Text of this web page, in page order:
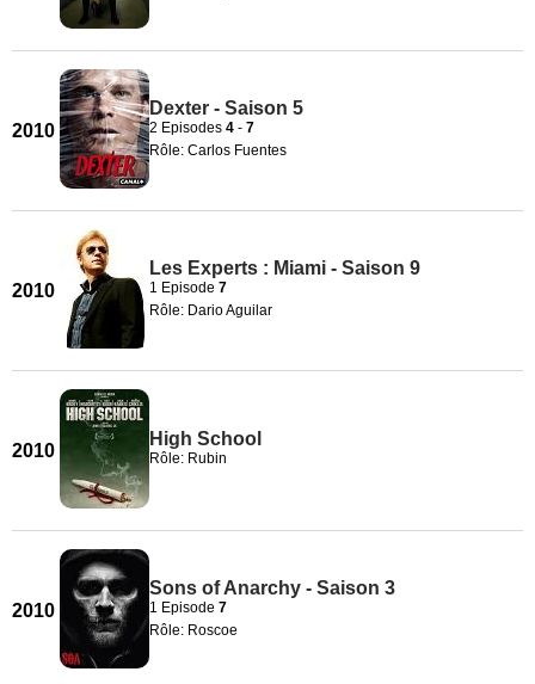
2010
Dexter - Saison 5
2 Episodes 4 - 7
Rôle: Carlos Fuentes
2010
Les Experts : Miami - Saison 9
1 Episode 7
Rôle: Dario Aguilar
2010
High School
Rôle: Rubin
2010
Sons of Anarchy - Saison 3
1 Episode 7
Rôle: Roscoe